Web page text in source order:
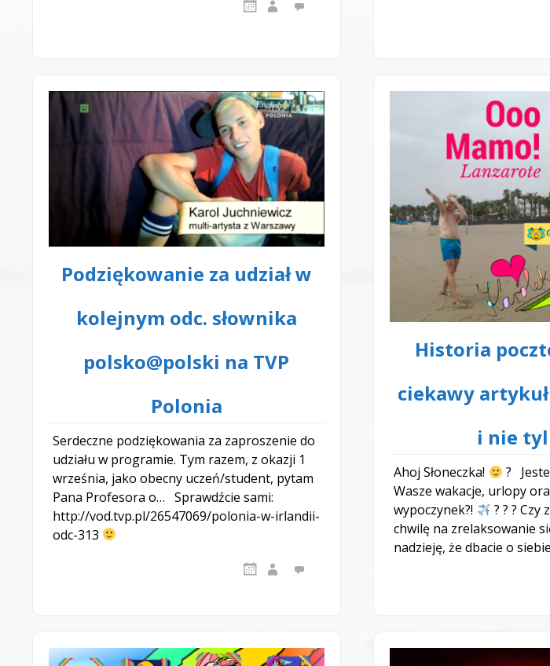
Podziękowanie za udział w
kolejnym odc. słownika
polsko@polski na TVP
Polonia
Serdeczne podziękowania za zaproszenie do
udziału w programie. Tym razem, z okazji 1
września, jako obecny uczeń/student, pytam
Pana Profesora o… Sprawdźcie sami:
http://vod.tvp.pl/26547069/polonia-w-irlandii-
odc-313
Historia
ciekawy
i nie
Ahoj Słoneczka!
?
Wasze wakacje, urlopy
wypoczynek?!
? ? ? Czy
chwilę na zrelaksowanie
nadzieję, że dbacie o